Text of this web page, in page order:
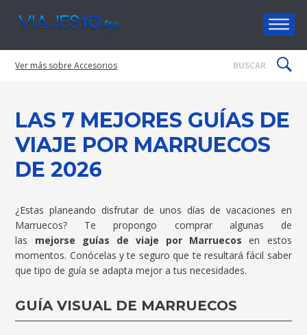
Viajes10
Accesorios
LAS 7 MEJORES GUÍAS DE
VIAJE POR MARRUECOS
DE 2026
¿Estas planeando disfrutar de unos días de vacaciones en
Marruecos? Te propongo comprar algunas de
las mejorse guías de viaje por Marruecos en estos
momentos. Conócelas y te seguro que te resultará fácil saber
que tipo de guía se adapta mejor a tus necesidades.
GUÍA VISUAL DE MARRUECOS